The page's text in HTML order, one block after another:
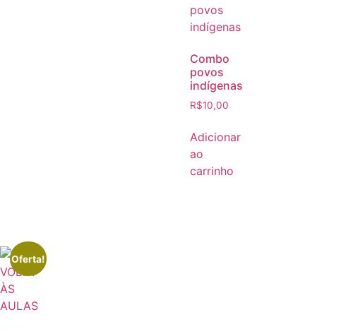
Combo
povos
indígenas
R$10,00
Adicionar
ao
carrinho
Oferta!